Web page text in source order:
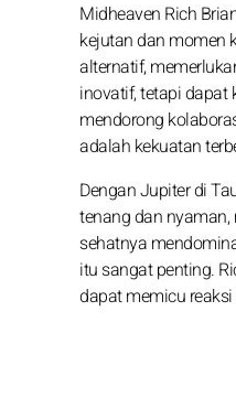
Midheaven Rich
kejutan dan momen
alternatif,
inovatif, tetapi dapat
mendorong
adalah kekuatan
Dengan Jupiter di
tenang dan
sehatnya
itu sangat penting.
dapat memicu